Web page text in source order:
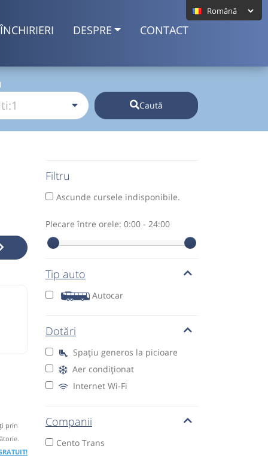
ÎNCHIRIERI DESPRE CONTACT
Caută
Filtru
Ascunde cursele indisponibile.
Plecare între orele: 0:00 - 24:00
Tip auto
Autocar
Dotări
Spațiu generos la picioare
Aer condiționat
Internet Wi-Fi
Companii
Cento Trans
prin